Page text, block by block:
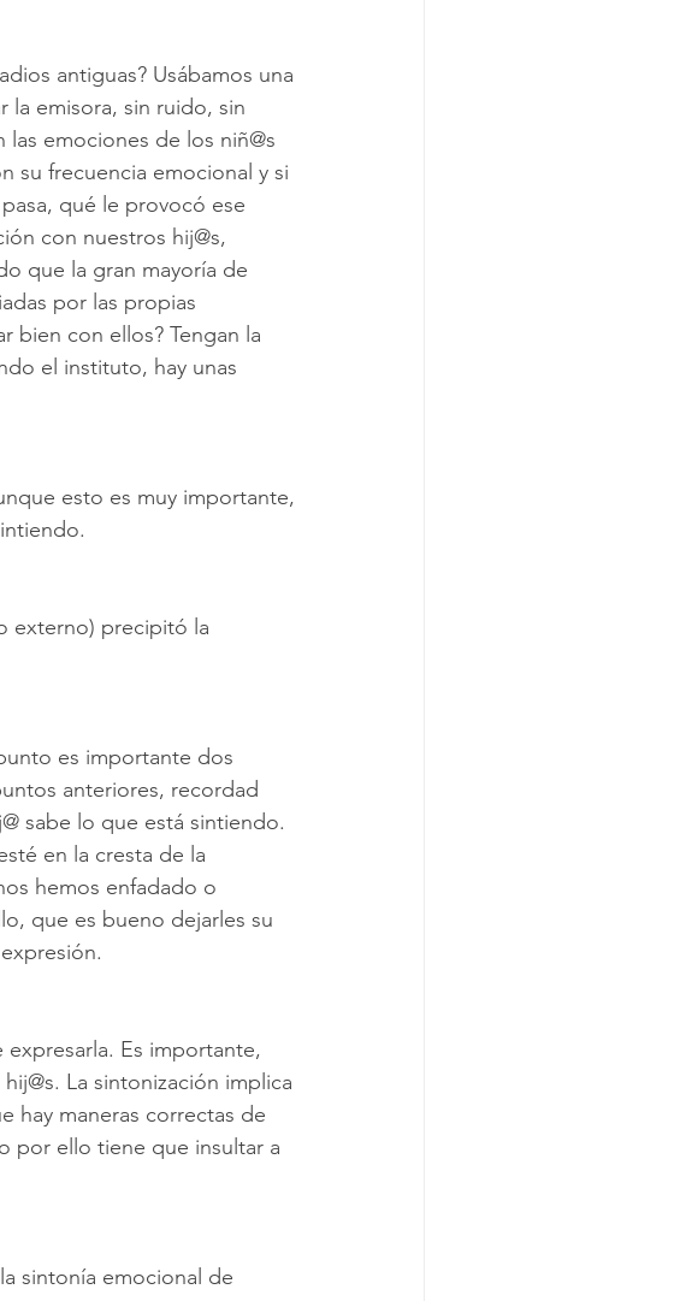
antiguas? Usábamos una
la emisora, sin ruido, sin
emociones de los niñ@s
su frecuencia emocional y si
qué le provocó ese
con nuestros hij@s,
que la gran mayoría de
por las propias
bien con ellos? Tengan la
el instituto, hay unas
esto es muy importante,
externo) precipitó la
es importante dos
anteriores, recordad
sabe lo que está sintiendo.
en la cresta de la
hemos enfadado o
que es bueno dejarles su
Es importante,
La sintonización implica
hay maneras correctas de
por ello tiene que insultar a
sintonía emocional de